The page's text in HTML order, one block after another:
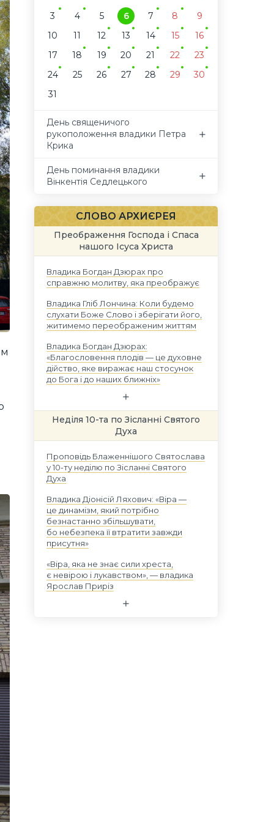
3
4 5 6 7 8
9
10
11 12 13 14 15
16
17
18 19 20 21 22
23
24
25 26 27 28 29
30
31
День священичого
рукоположення владики Петра
Крика
День поминання владики
Вінкентія Седлецького
СЛОВО АРХИЄРЕЯ
Преображення Господа і Спаса
нашого Ісуса Христа
Владика Богдан Дзюрах про
справжню молитву, яка преображує
Владика Гліб Лончина: Коли будемо
слухати Боже Слово і зберігати його,
житимемо переображеним життям
Владика Богдан Дзюрах:
«Благословення плодів — це духовне
дійство, яке виражає наш стосунок
до Бога і до наших ближніх»
Неділя 10-та по Зісланні Святого
Духа
Проповідь Блаженнішого Святослава
у 10-ту неділю по Зісланні Святого
Духа
Владика Діонісій Ляхович: «Віра —
це динамізм, який потрібно
безнастанно збільшувати,
бо небезпека її втратити завжди
присутня»
«Віра, яка не знає сили хреста,
є невірою і лукавством», — владика
Ярослав Приріз